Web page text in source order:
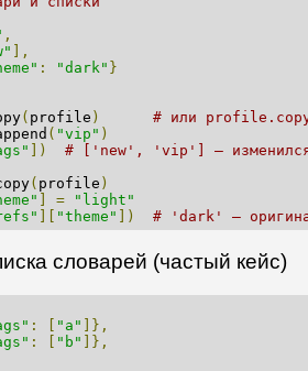
,
],
: "dark" }
( profile )
# или
( "vip" )
])
# ['new', 'vip'] — изменился
( profile )
] =
"light"
][ "theme" ]) # 'dark' —
словарей (частый кейс)
: "a"
]},
: "b"
]},